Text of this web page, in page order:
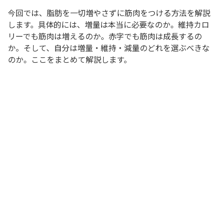
今回では、脂肪を一切増やさずに筋肉をつける方法を解説
します。具体的には、増量は本当に必要なのか。維持カロ
リーでも筋肉は増えるのか。赤字でも筋肉は成長するの
か。そして、自分は増量・維持・減量のどれを選ぶべきな
のか。ここをまとめて解説します。